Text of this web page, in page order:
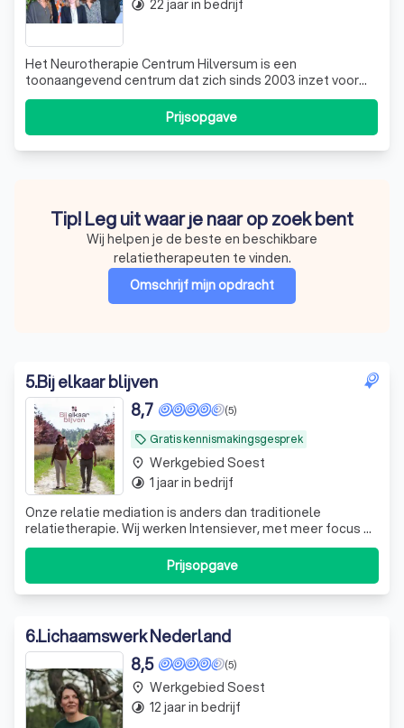
Het Neurotherapie Centrum Hilversum is een
toonaangevend centrum dat zich sinds 2003 inzet voor
het welzijn van mensen door middel van neurofeedback
en biofeedback. Wij onderscheiden ons door onze
expertise en de ontwikkeling van onze eigen hard- en
Prijsopgave
timelapse 22 jaar in bedrijf
Tip! Leg uit waar je naar op zoek bent
Wij helpen je de beste en beschikbare
relatietherapeuten te vinden.
Omschrijf mijn opdracht
5.Bij elkaar blijven
local_offer Gratis kennismakingsgesprek
(5)
8,7
Onze relatie mediation is anders dan traditionele
relatietherapie. Wij werken Intensiever, met meer focus en
altijd met z’n tweeën. Omdat je altijd opnieuw kunt
beginnen om opnieuw te verbinden.
Prijsopgave
place Werkgebied Soest
timelapse 1 jaar in bedrijf
6.Lichaamswerk Nederland
(5)
8,5
place Werkgebied Soest
timelapse 12 jaar in bedrijf